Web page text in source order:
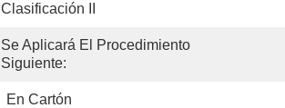
Clasificación II
Se Aplicará El Procedimiento
Siguiente:
En Cartón